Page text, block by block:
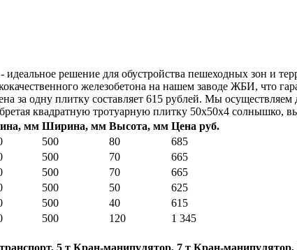
идеальное решение для обустройства пешеходных зон и
железобетона на нашем заводе ЖБИ, что
за одну плитку составляет 615 рублей. Мы
квадратную тротуарную плитку 50x50x4 солнышко,
мм Ширина, мм Высота, мм Цена руб.
500 80
685
500 70
665
500 70
665
500 50
625
500 40
615
500 120
1 345
5 т Кран-манипулятор, 7 т Кран-манипулятор,